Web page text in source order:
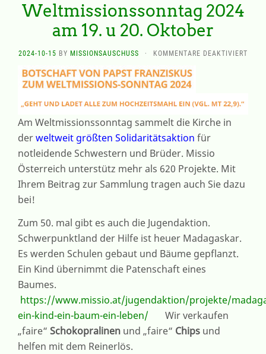
Weltmissionssonntag 2024
am 19. u 20. Oktober
2024-10-15 BY MISSIONSAUSCHUSS · KOMMENTARE DEAKTIVIERT
Am Weltmissionssonntag sammelt die Kirche in
derweltweit größten Solidaritätsaktion für
notleidende Schwestern und Brüder. Missio
Österreich unterstütz mehr als 620 Projekte. Mit
Ihrem Beitrag zur Sammlung tragen auch Sie dazu
bei!
Zum 50. mal gibt es auch die Jugendaktion.
Schwerpunktland der Hilfe ist heuer Madagaskar.
Es werden Schulen gebaut und Bäume gepflanzt.
Ein Kind übernimmt die Patenschaft eines
Baumes.
https://www.missio.at/jugendaktion/projekte/
ein-kind-ein-baum-ein-leben/ Wir verkaufen
„faire“ Schokopralinen und „faire“ Chips und
helfen mit dem Reinerlös.